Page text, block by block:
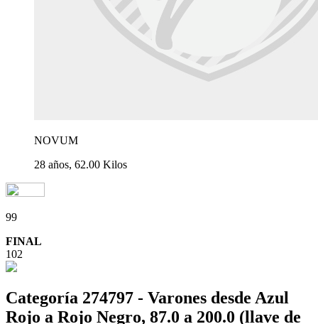
NOVUM
28 años, 62.00 Kilos
99
FINAL
102
Categoría 274797 - Varones desde Azul
Rojo a Rojo Negro, 87.0 a 200.0 (llave de